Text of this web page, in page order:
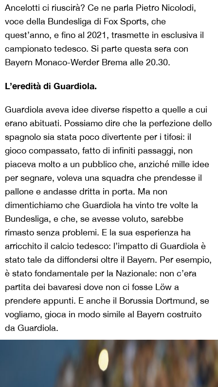
Ancelotti ci riuscirà? Ce ne parla Pietro Nicolodi,
voce della Bundesliga di Fox Sports, che
quest’anno, e fino al 2021, trasmette in esclusiva il
campionato tedesco. Si parte questa sera con
Bayern Monaco-Werder Brema alle 20.30.
L’eredità di Guardiola.
Guardiola aveva idee diverse rispetto a quelle a cui
erano abituati. Possiamo dire che la perfezione dello
spagnolo sia stata poco divertente per i tifosi: il
gioco compassato, fatto di infiniti passaggi, non
piaceva molto a un pubblico che, anziché mille idee
per segnare, voleva una squadra che prendesse il
pallone e andasse dritta in porta. Ma non
dimentichiamo che Guardiola ha vinto tre volte la
Bundesliga, e che, se avesse voluto, sarebbe
rimasto senza problemi. E la sua esperienza ha
arricchito il calcio tedesco: l’impatto di Guardiola è
stato tale da diffondersi oltre il Bayern. Per esempio,
è stato fondamentale per la Nazionale: non c’era
partita dei bavaresi dove non ci fosse Löw a
prendere appunti. E anche il Borussia Dortmund, se
vogliamo, gioca in modo simile al Bayern costruito
da Guardiola.